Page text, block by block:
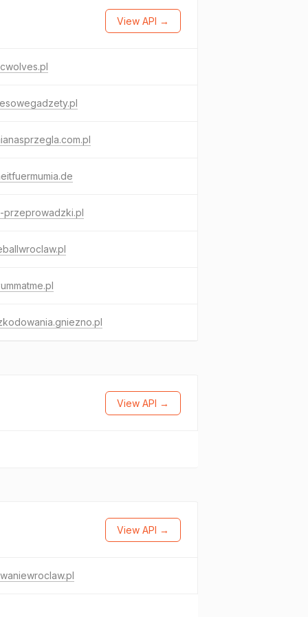
View API →
przeprowadzki.pl
View API →
View API →